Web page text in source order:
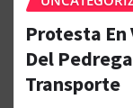
Protesta En
Del
Transporte